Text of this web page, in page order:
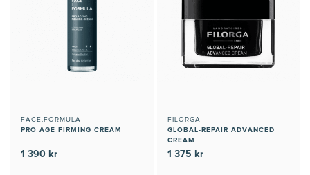
FACE.FORMULA
PRO AGE FIRMING CREAM
1 390 kr
FILORGA
GLOBAL-REPAIR ADVANCED
CREAM
1 375 kr